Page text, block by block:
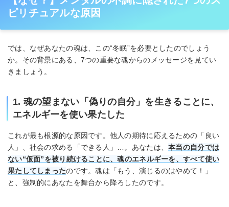
ピリチュアルな原因
では、なぜあなたの魂は、この“冬眠”を必要としたのでしょう
か。その背景にある、7つの重要な魂からのメッセージを見てい
きましょう。
1. 魂の望まない「偽りの自分」を生きることに、
エネルギーを使い果たした
これが最も根源的な原因です。他人の期待に応えるための「良い
人」、社会の求める「できる人」…。あなたは、本当の自分では
ない“仮面”を被り続けることに、魂のエネルギーを、すべて使い
果たしてしまったのです。魂は「もう、演じるのはやめて！」
と、強制的にあなたを舞台から降ろしたのです。